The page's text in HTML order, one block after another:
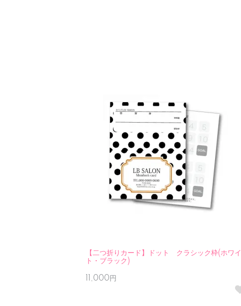
【二つ折りカード】ドット クラシック枠(ホワイ
ト・ブラック)
11,000円